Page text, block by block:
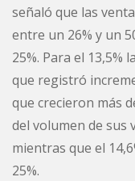
señaló que las
entre un 26% y un
25%. Para el 13,5%
que registró
que crecieron más
del volumen de sus
mientras que el
25%.